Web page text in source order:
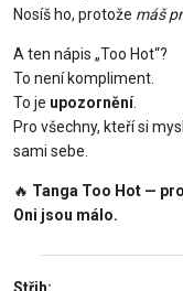
Nosíš ho, protože máš
A ten nápis „Too Hot“?
To není kompliment.
To je upozornění.
Pro všechny, kteří si
sami sebe.
🔥 Tanga Too Hot —
Oni jsou málo.
Střih: